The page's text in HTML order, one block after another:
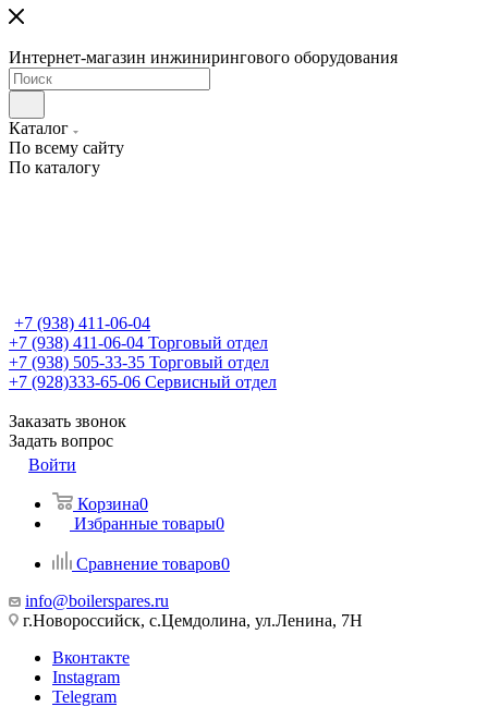
Интернет-магазин инжинирингового оборудования
Каталог
По всему сайту
По каталогу
+7 (938) 411-06-04
+7 (938) 411-06-04 Торговый отдел
+7 (938) 505-33-35 Торговый отдел
+7 (928)333-65-06 Сервисный отдел
Заказать звонок
Задать вопрос
Войти
Корзина0
Избранные товары0
Сравнение товаров0
info@boilerspares.ru
г.Новороссийск, с.Цемдолина, ул.Ленина, 7Н
Вконтакте
Instagram
Telegram